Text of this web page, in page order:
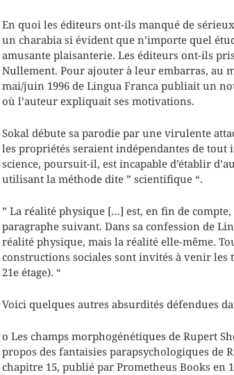
En quoi les éditeurs ont-ils manqué de
un charabia si évident que n’importe quel
amusante plaisanterie. Les éditeurs ont-ils
Nullement. Pour ajouter à leur embarras, au
mai/juin 1996 de Lingua Franca publiait un
où l’auteur expliquait ses motivations.
Sokal débute sa parodie par une virulente
les propriétés seraient indépendantes de
science, poursuit-il, est incapable d’établir
utilisant la méthode dite ” scientifique “.
” La réalité physique […] est, en fin de
paragraphe suivant. Dans sa confession de
réalité physique, mais la réalité elle-même.
constructions sociales sont invités à venir les
21e étage). “
Voici quelques autres absurdités défendues
o Les champs morphogénétiques de Rupert
propos des fantaisies parapsychologiques de
chapitre 15, publié par Prometheus Books en